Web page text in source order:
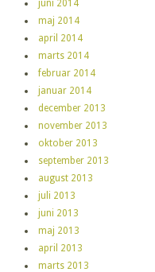
juni 2014
maj 2014
april 2014
marts 2014
februar 2014
januar 2014
december 2013
november 2013
oktober 2013
september 2013
august 2013
juli 2013
juni 2013
maj 2013
april 2013
marts 2013